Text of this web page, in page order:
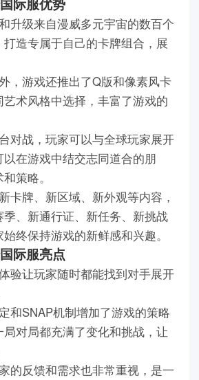
际服优势
升级来自漫威多元宇宙的数百个
造专属于自己的卡牌组合，展
，游戏还推出了Q版和像素风卡
术风格中选择，丰富了游戏的
对战，玩家可以与全球玩家展开
在游戏中结交志同道合的朋
策略。
卡牌、新区域、新外观等内容，
、新通行证、新任务、新挑战
终保持游戏的新鲜感和兴趣。
际服亮点
验让玩家随时都能找到对手展开
和SNAP机制增加了游戏的策略
对局都充满了变化和挑战，让
的反馈和需求也非常重视，是一